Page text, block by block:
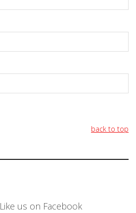
back to top
Like us on Facebook